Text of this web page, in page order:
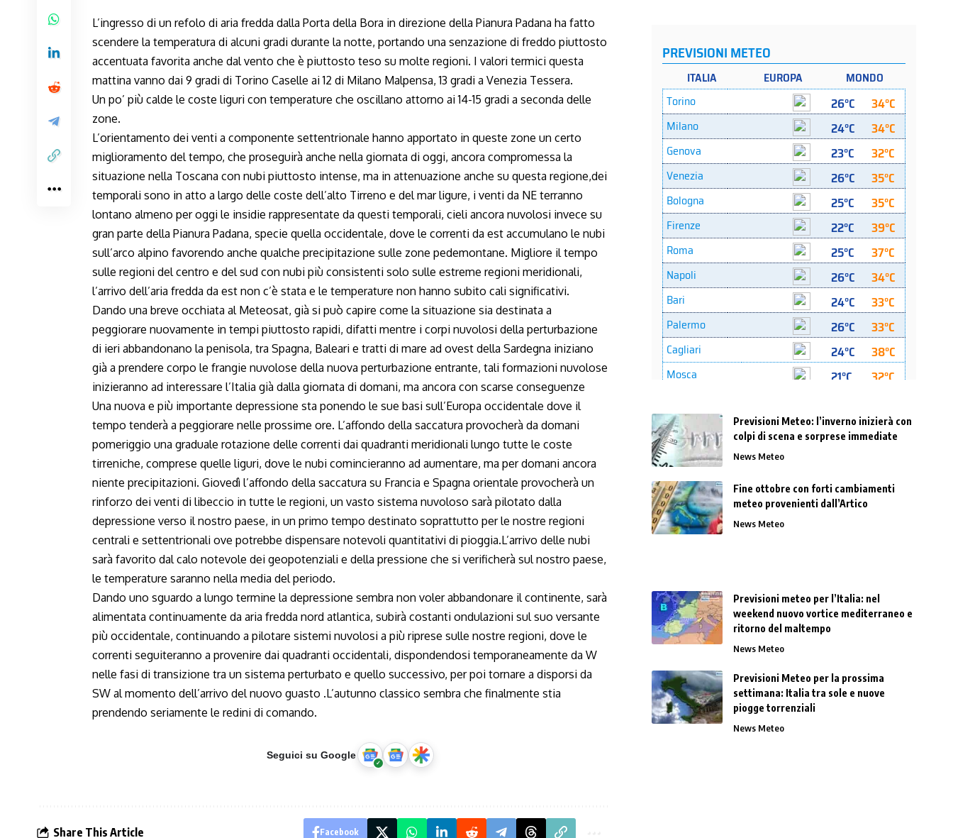
L’ingresso di un refolo di aria fredda dalla Porta della Bora in direzione della Pianura Padana ha fatto
scendere la temperatura di alcuni gradi durante la notte, portando una senzazione di freddo piuttosto
accentuata favorita anche dal vento che è piuttosto teso su molte regioni. I valori termici questa
mattina vanno dai 9 gradi di Torino Caselle ai 12 di Milano Malpensa, 13 gradi a Venezia Tessera.
Un po’ più calde le coste liguri con temperature che oscillano attorno ai 14-15 gradi a seconda delle
zone.
L’orientamento dei venti a componente settentrionale hanno apportato in queste zone un certo
miglioramento del tempo, che proseguirà anche nella giornata di oggi, ancora compromessa la
situazione nella Toscana con nubi piuttosto intense, ma in attenuazione anche su questa regione,dei
temporali sono in atto a largo delle coste dell’alto Tirreno e del mar ligure, i venti da NE terranno
lontano almeno per oggi le insidie rappresentate da questi temporali, cieli ancora nuvolosi invece su
gran parte della Pianura Padana, specie quella occidentale, dove le correnti da est accumulano le nubi
sull’arco alpino favorendo anche qualche precipitazione sulle zone pedemontane. Migliore il tempo
sulle regioni del centro e del sud con nubi più consistenti solo sulle estreme regioni meridionali,
l’arrivo dell’aria fredda da est non c’è stata e le temperature non hanno subito cali significativi.
Dando una breve occhiata al Meteosat, già si può capire come la situazione sia destinata a
peggiorare nuovamente in tempi piuttosto rapidi, difatti mentre i corpi nuvolosi della perturbazione
di ieri abbandonano la penisola, tra Spagna, Baleari e tratti di mare ad ovest della Sardegna iniziano
già a prendere corpo le frangie nuvolose della nuova perturbazione entrante, tali formazioni nuvolose
inizieranno ad interessare l’Italia già dalla giornata di domani, ma ancora con scarse conseguenze
Una nuova e più importante depressione sta ponendo le sue basi sull’Europa occidentale dove il
tempo tenderà a peggiorare nelle prossime ore. L’affondo della saccatura provocherà da domani
pomeriggio una graduale rotazione delle correnti dai quadranti meridionali lungo tutte le coste
tirreniche, comprese quelle liguri, dove le nubi comincieranno ad aumentare, ma per domani ancora
niente precipitazioni. Giovedì l’affondo della saccatura su Francia e Spagna orientale provocherà un
rinforzo dei venti di libeccio in tutte le regioni, un vasto sistema nuvoloso sarà pilotato dalla
depressione verso il nostro paese, in un primo tempo destinato soprattutto per le nostre regioni
centrali e settentrionali ove potrebbe dispensare notevoli quantitativi di pioggia.L’arrivo delle nubi
sarà favorito dal calo notevole dei geopotenziali e della pressione che si verificherà sul nostro paese,
le temperature saranno nella media del periodo.
Dando uno sguardo a lungo termine la depressione sembra non voler abbandonare il continente, sarà
alimentata continuamente da aria fredda nord atlantica, subirà costanti ondulazioni sul suo versante
più occidentale, continuando a pilotare sistemi nuvolosi a più riprese sulle nostre regioni, dove le
correnti seguiteranno a provenire dai quadranti occidentali, dispondendosi temporaneamente da W
nelle fasi di transizione tra un sistema perturbato e quello successivo, per poi tornare a disporsi da
SW al momento dell’arrivo del nuovo guasto .L’autunno classico sembra che finalmente stia
prendendo seriamente le redini di comando.
Seguici su Google
Share This Article Facebook
Previsioni Meteo: l’inverno inizierà con
colpi di scena e sorprese immediate
News Meteo
Fine ottobre con forti cambiamenti
meteo provenienti dall’Artico
News Meteo
Previsioni meteo per l’Italia: nel
weekend nuovo vortice mediterraneo e
ritorno del maltempo
News Meteo
Previsioni Meteo per la prossima
settimana: Italia tra sole e nuove
piogge torrenziali
News Meteo